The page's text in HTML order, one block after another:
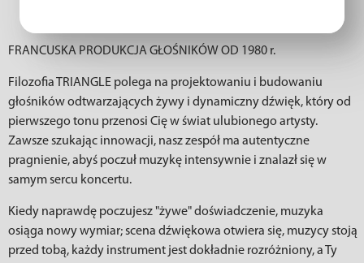
FRANCUSKA PRODUKCJA GŁOŚNIKÓW OD 1980 r.
Filozofia TRIANGLE polega na projektowaniu i budowaniu
głośników odtwarzających żywy i dynamiczny dźwięk, który od
pierwszego tonu przenosi Cię w świat ulubionego artysty.
Zawsze szukając innowacji, nasz zespół ma autentyczne
pragnienie, abyś poczuł muzykę intensywnie i znalazł się w
samym sercu koncertu.
Kiedy naprawdę poczujesz "żywe" doświadczenie, muzyka
osiąga nowy wymiar; scena dźwiękowa otwiera się, muzycy stoją
przed tobą, każdy instrument jest dokładnie rozróżniony, a Ty